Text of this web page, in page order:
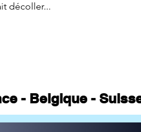
décoller...
- Belgique -